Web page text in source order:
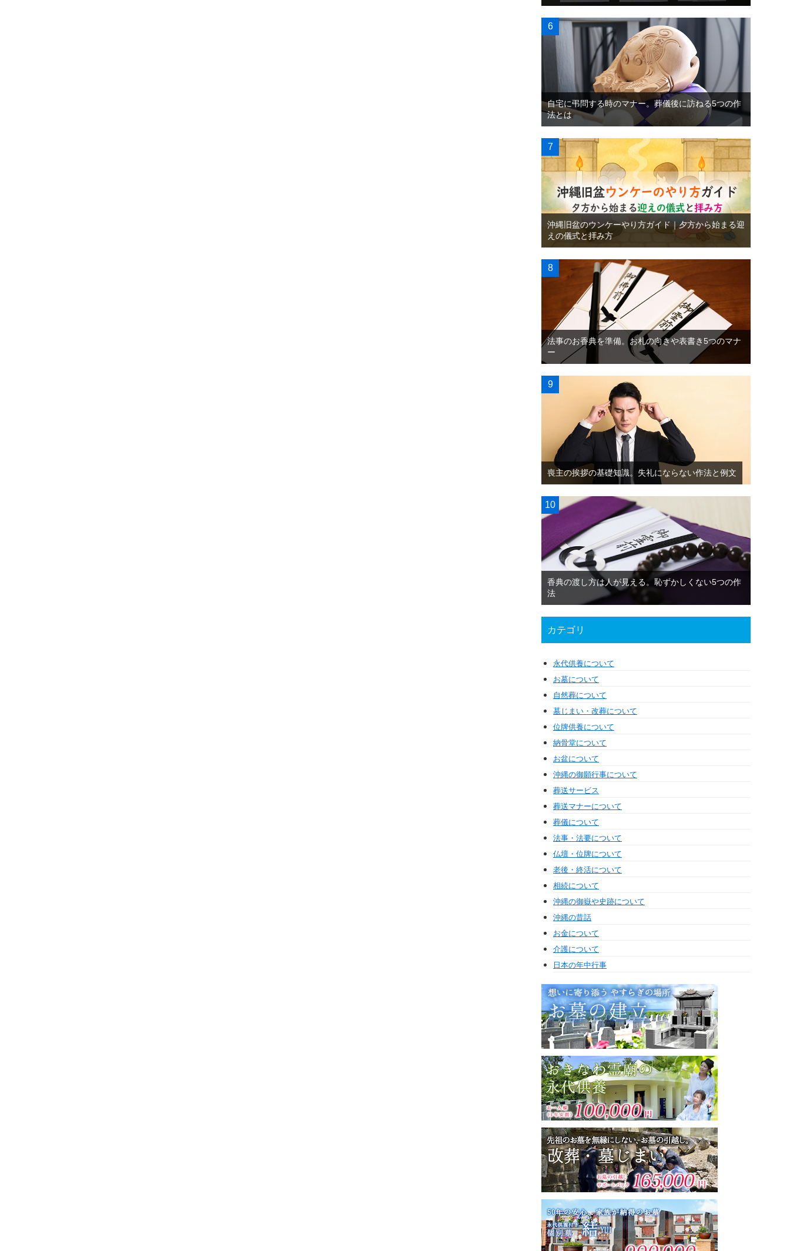
自宅に弔問する時のマナー。葬儀後に訪ねる5つの作
法とは
沖縄旧盆のウンケーやり方ガイド｜夕方から始まる迎
えの儀式と拝み方
法事のお香典を準備。お札の向きや表書き5つのマナ
ー
喪主の挨拶の基礎知識。失礼にならない作法と例文
香典の渡し方は人が見える。恥ずかしくない5つの作
法
カテゴリ
永代供養について
お墓について
自然葬について
墓じまい・改葬について
位牌供養について
納骨堂について
お盆について
沖縄の御願行事について
葬送サービス
葬送マナーについて
葬儀について
法事・法要について
仏壇・位牌について
老後・終活について
相続について
沖縄の御嶽や史跡について
沖縄の昔話
お金について
介護について
日本の年中行事